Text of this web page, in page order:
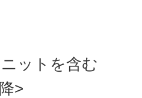
ットを含む
>